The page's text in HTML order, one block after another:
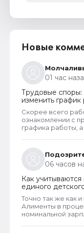
Новые
01 час
Трудовые споры:
изменить график
сотрудника
Скорее всего
ознакомлении с
графика работы,
работы в новых
бы обязан
перевести на
выплатой
06 часов
Как
единого
Точно так же как
Алименты в
номинальной